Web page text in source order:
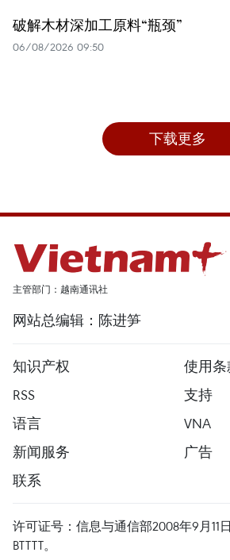
破解木材深加工原料“瓶颈”
06/08/2026 09:50
下载更多
主管部门：越南通讯社
网站总编辑：陈进笋
知识产权
使用条
RSS
支持
语言
VNA
新闻服务
广告
联系
许可证号：信息与通信部2008年9月11
BTTTT。